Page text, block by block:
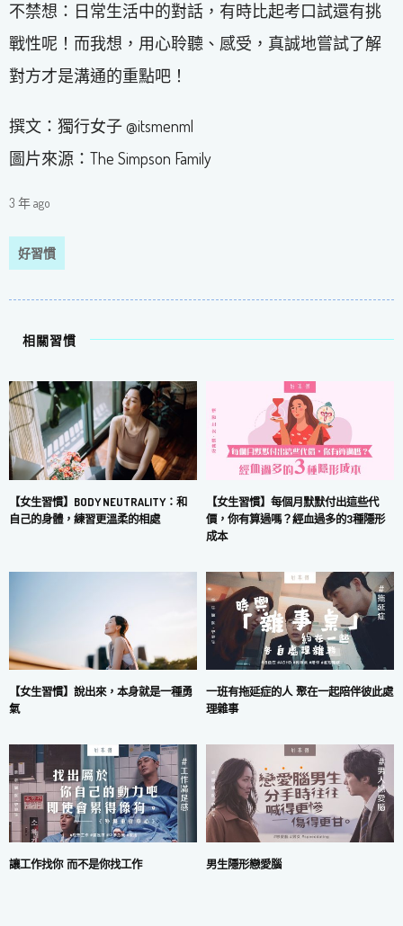
不禁想：日常生活中的對話，有時比起考口試還有挑
戰性呢！而我想，用心聆聽、感受，真誠地嘗試了解
對方才是溝通的重點吧！
撰文：獨行女子 @itsmenml
圖片來源：The Simpson Family
3 年 ago
好習慣
相關習慣
【女生習慣】BODY NEUTRALITY：和
自己的身體，練習更溫柔的相處
【女生習慣】每個月默默付出這些代
價，你有算過嗎？經血過多的3種隱形
成本
【女生習慣】說出來，本身就是一種勇
氣
一班有拖延症的人 聚在一起陪伴彼此處
理雜事
讓工作找你 而不是你找工作 男生隱形戀愛腦